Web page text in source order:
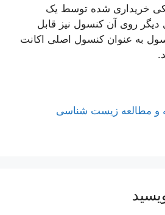
خریداری شده توسط یک
دیگر روی آن کنسول نیز قابل
به عنوان کنسول اصلی اکانت
و مطالعه زیست شناسی